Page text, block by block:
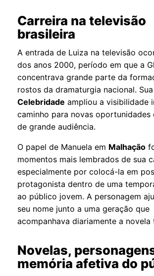
Carreira na televisão
brasileira
A entrada de Luiza na televisão
dos anos 2000, período em que a
concentrava grande parte da
rostos da dramaturgia nacional.
Celebridade ampliou a visibilidade
caminho para novas oportunidades
de grande audiência.
O papel de Manuela em Malhação
momentos mais lembrados de sua
especialmente por colocá-la em
protagonista dentro de uma
ao público jovem. A personagem
seu nome junto a uma geração que
acompanhava diariamente a novela
Novelas,
memória afetiva do